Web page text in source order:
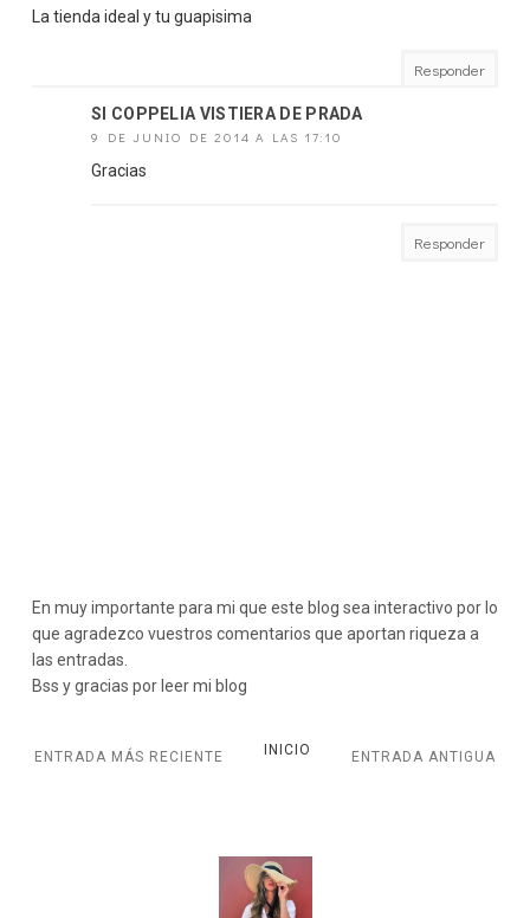
La tienda ideal y tu guapisima
Responder
SI COPPELIA VISTIERA DE PRADA
9 DE JUNIO DE 2014 A LAS 17:10
Gracias
Responder
En muy importante para mi que este blog sea interactivo por lo
que agradezco vuestros comentarios que aportan riqueza a
las entradas.
Bss y gracias por leer mi blog
ENTRADA MÁS RECIENTE ENTRADA ANTIGUA
INICIO